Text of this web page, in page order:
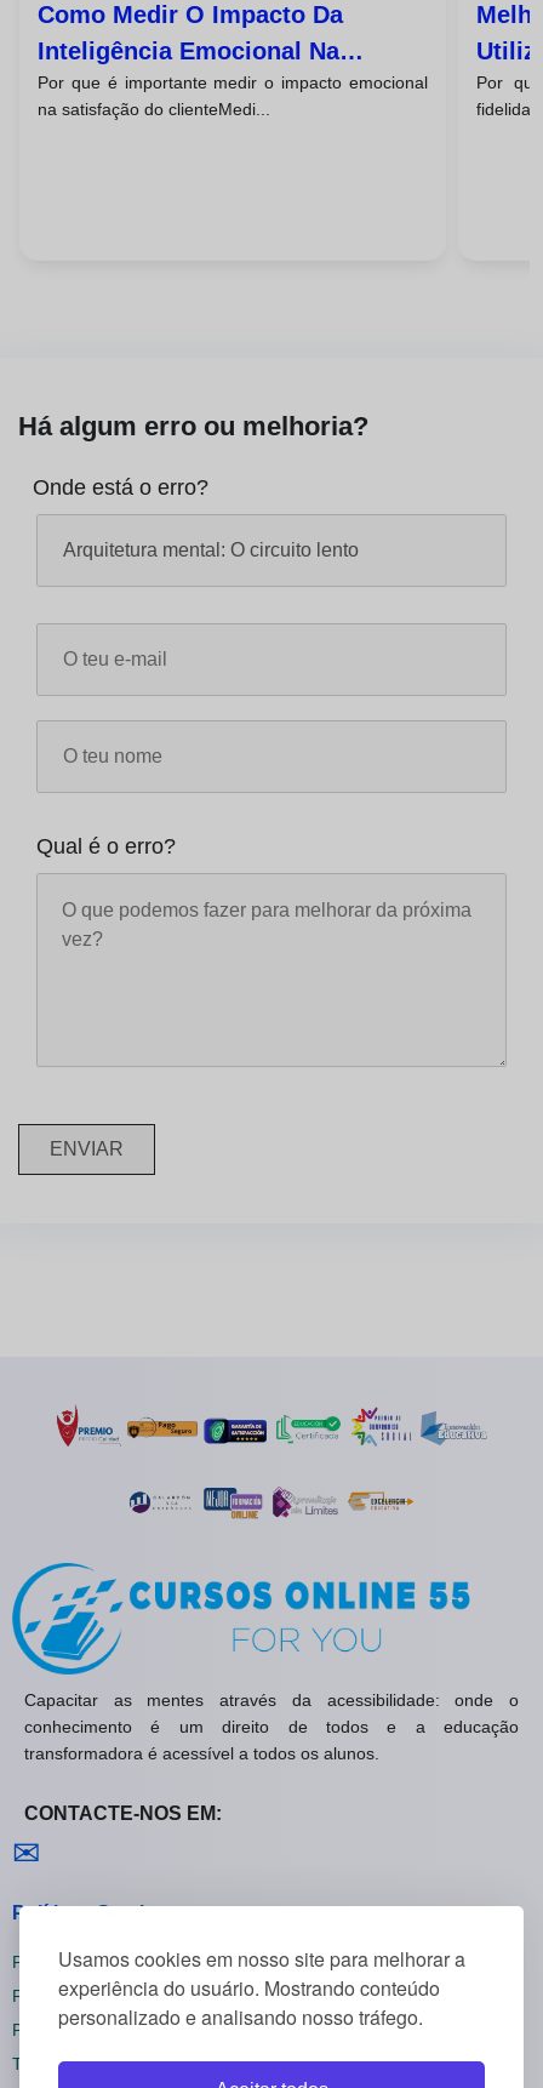
Usamos cookies em nosso site para melhorar a
experiência do usuário. Mostrando conteúdo
personalizado e analisando nosso tráfego.
Como Medir O Impacto Da
Inteligência Emocional Na
Satisfação Do Cliente
Por que é importante medir o impacto emocional
na satisfação do clienteMedi...
Por
Há algum erro ou melhoria?
Onde está o erro?
Qual é o erro?
ENVIAR
Capacitar as mentes através da acessibilidade: onde o
conhecimento é um direito de todos e a educação
transformadora é acessível a todos os alunos.
CONTACTE-NOS EM:
✉
Políticas Gerais
Política de Privacidade
Política de Cookies
Política de Reembolsos
Termos e Condições